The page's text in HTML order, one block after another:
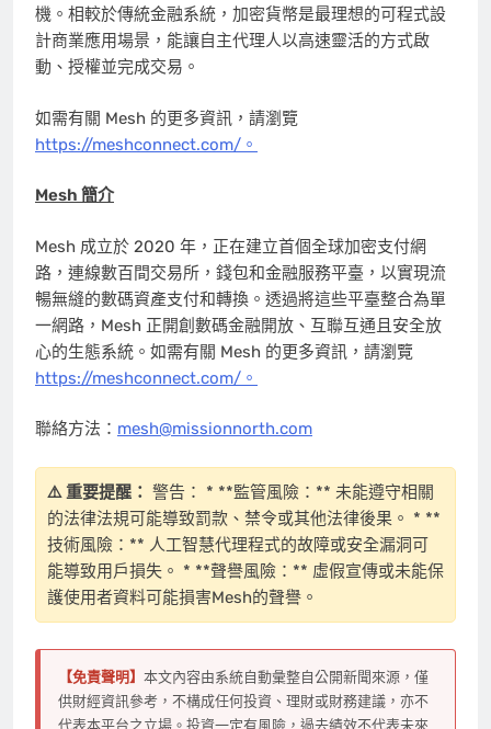
機。相較於傳統金融系統，加密貨幣是最理想的可程式設
計商業應用場景，能讓自主代理人以高速靈活的方式啟
動、授權並完成交易。
如需有關 Mesh 的更多資訊，請瀏覽
https://meshconnect.com/。
Mesh 簡介
Mesh 成立於 2020 年，正在建立首個全球加密支付網
路，連線數百間交易所，錢包和金融服務平臺，以實現流
暢無縫的數碼資產支付和轉換。透過將這些平臺整合為單
一網路，Mesh 正開創數碼金融開放、互聯互通且安全放
心的生態系統。如需有關 Mesh 的更多資訊，請瀏覽
https://meshconnect.com/。
聯絡方法： mesh@missionnorth.com
⚠️ 重要提醒： 警告： * **監管風險：** 未能遵守相關
的法律法規可能導致罰款、禁令或其他法律後果。 * **
技術風險：** 人工智慧代理程式的故障或安全漏洞可
能導致用戶損失。 * **聲譽風險：** 虛假宣傳或未能保
護使用者資料可能損害Mesh的聲譽。
【免責聲明】 本文內容由系統自動彙整自公開新聞來源，僅
供財經資訊參考，不構成任何投資、理財或財務建議，亦不
代表本平台之立場。投資一定有風險，過去績效不代表未來